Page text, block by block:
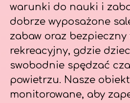
warunki do nauki i
dobrze wyposażone
zabaw oraz bezpieczny
rekreacyjny, gdzie
swobodnie spędzać
powietrzu. Nasze
monitorowane, aby